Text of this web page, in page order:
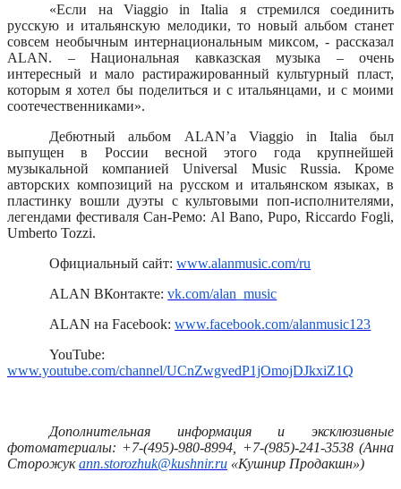
«Если на Viaggio in Italia
я стремился соединить
русскую и итальянскую мелодики, то новый альбом станет
совсем необычным интернациональным миксом, - рассказал
ALAN. – Национальная кавказская музыка – очень
интересный и мало растиражированный культурный пласт,
которым я хотел бы поделиться и с итальянцами, и с моими
соотечественниками».
Дебютный альбом ALAN’а Viaggio in Italia был
выпущен в России весной этого года крупнейшей
музыкальной компанией Universal Music Russia. Кроме
авторских композиций на русском и итальянском языках, в
пластинку вошли дуэты с культовыми поп-исполнителями,
легендами фестиваля Сан-Ремо: Al Bano, Pupo, Riccardo Fogli,
Umberto Tozzi.
Официальный сайт: www.alanmusic.com/ru
ALANВКонтакте:vk.com/alan_music
ALANна Facebook: www.facebook.com/alanmusic123
YouTube:
www.youtube.com/channel/UCnZwgvedP1jOmojDJkxiZ1Q
Дополнительная информация и эксклюзивные
фотоматериалы: +7-(495)-980-8994, +7-(985)-241-3538 (Анна
Сторожукann.storozhuk@kushnir.ru «Кушнир Продакшн»)